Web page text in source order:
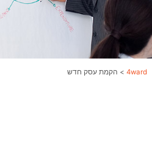
4ward
> הקמת עסק חדש